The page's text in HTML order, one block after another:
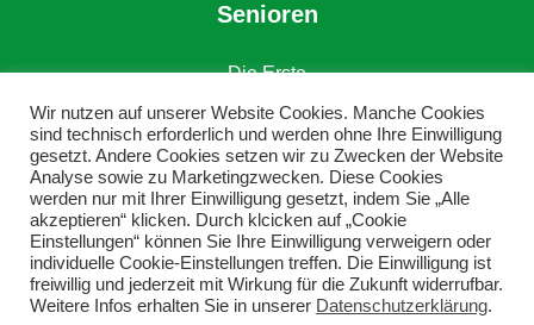
Senioren
Die Erste
Die Zweite
Alte Herren
Wir nutzen auf unserer Website Cookies. Manche Cookies
sind technisch erforderlich und werden ohne Ihre Einwilligung
gesetzt. Andere Cookies setzen wir zu Zwecken der Website
Analyse sowie zu Marketingzwecken. Diese Cookies
werden nur mit Ihrer Einwilligung gesetzt, indem Sie „Alle
akzeptieren“ klicken. Durch klcicken auf „Cookie
Einstellungen“ können Sie Ihre Einwilligung verweigern oder
individuelle Cookie-Einstellungen treffen. Die Einwilligung ist
freiwillig und jederzeit mit Wirkung für die Zukunft widerrufbar.
Weitere Infos erhalten Sie in unserer Datenschutzerklärung.